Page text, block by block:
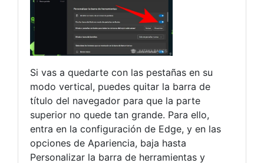
Si vas a quedarte con las pestañas en su
modo vertical, puedes quitar la barra de
título del navegador para que la parte
superior no quede tan grande. Para ello,
entra en la configuración de Edge, y en las
opciones de Apariencia, baja hasta
Personalizar la barra de herramientas y